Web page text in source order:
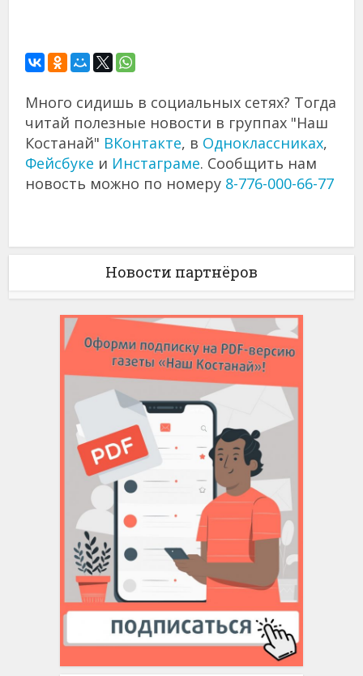
Много сидишь в социальных сетях? Тогда
читай полезные новости в группах "Наш
Костанай" ВКонтакте, в Одноклассниках,
Фейсбуке и Инстаграме. Сообщить нам
новость можно по номеру 8-776-000-66-77
Новости партнёров